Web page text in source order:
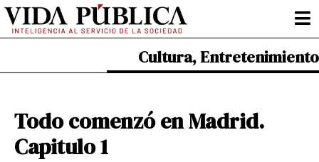
Ir
contenido
Cultura,Entretenimiento
Todo comenzó en Madrid.
Capitulo 1